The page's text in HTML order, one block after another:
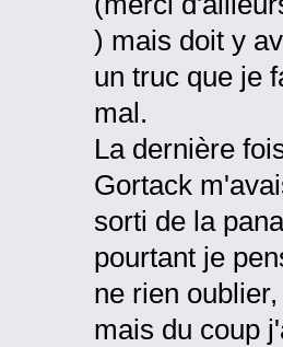
) mais doit y
un truc que je
mal.
La dernière
Gortack
sorti de la
pourtant je
ne rien oublier,
mais du coup